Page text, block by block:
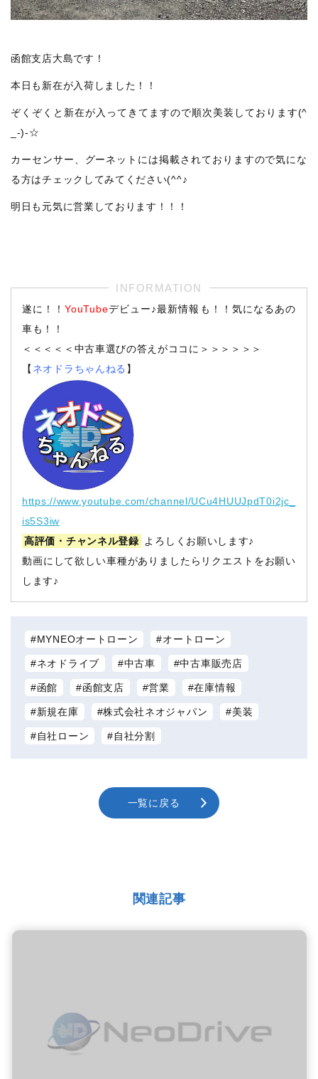
函館支店大島です！
本日も新在が入荷しました！！
ぞくぞくと新在が入ってきてますので順次美装しております(^
_-)-☆
カーセンサー、グーネットには掲載されておりますので気にな
る方はチェックしてみてください(^^♪
明日も元気に営業しております！！！
遂に！！YouTubeデビュー♪最新情報も！！気になるあの
車も！！
＜＜＜＜＜中古車選びの答えがココに＞＞＞＞＞＞
【 ネオドラちゃんねる 】
https://www.youtube.com/channel/UCu4HUUJpdT0i2jc_
is5S3iw
高評価・チャンネル登録
よろしくお願いします♪
動画にして欲しい車種がありましたらリクエストをお願い
します♪
MYNEOオートローン オートローン
ネオドライブ 中古車 中古車販売店
函館 函館支店 営業 在庫情報
新規在庫 株式会社ネオジャパン 美装
自社ローン 自社分割
一覧に戻る
関連記事